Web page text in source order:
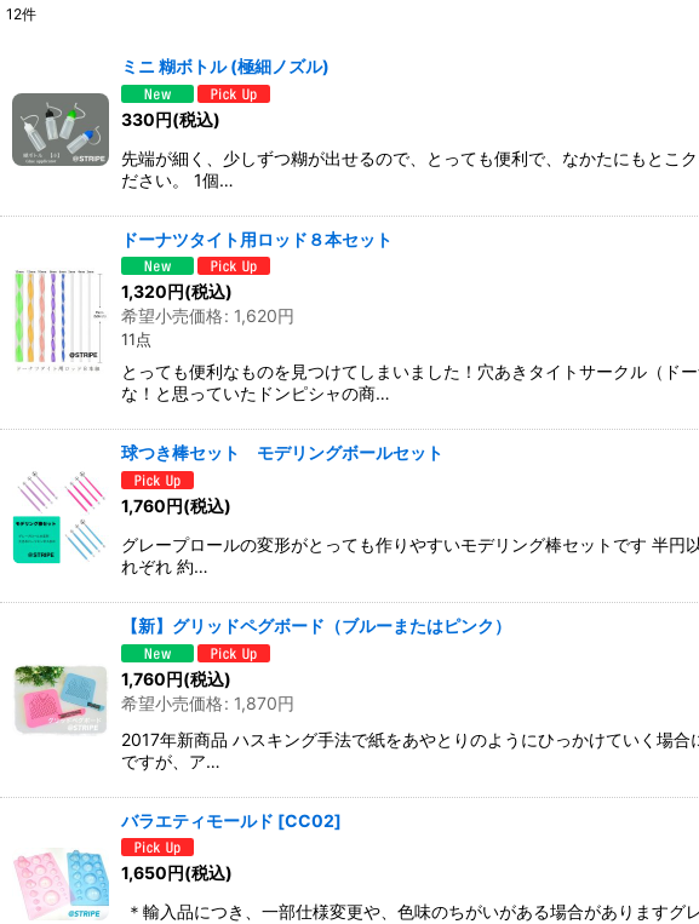
並び順:
12件
ミニ 糊ボトル (極細ノズル)
330円(税込)
先端が細く、少しずつ糊が出せるので、とっても便利で、なかたにもとこ
ださい。 1個…
ドーナツタイト用ロッド８本セット
1,320円(税込)
希望小売価格: 1,620円
11点
とっても便利なものを見つけてしまいました！穴あきタイトサークル（
な！と思っていたドンピシャの商…
球つき棒セット モデリングボールセット
1,760円(税込)
グレープロールの変形がとっても作りやすいモデリング棒セットです 半
れぞれ 約…
【新】グリッドペグボード（ブルーまたはピンク）
1,760円(税込)
希望小売価格: 1,870円
2017年新商品 ハスキング手法で紙をあやとりのようにひっかけていく場
ですが、ア…
バラエティモールド [CC02]
1,650円(税込)
＊輸入品につき、一部仕様変更や、色味のちがいがある場合があります